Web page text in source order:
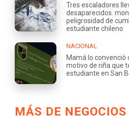
Tres escaladores
desaparecidos:
peligrosidad de
estudiante chileno
NACIONAL
Mamá lo convenció
motivo de riña que
estudiante en San
MÁS DE NEGOCIOS